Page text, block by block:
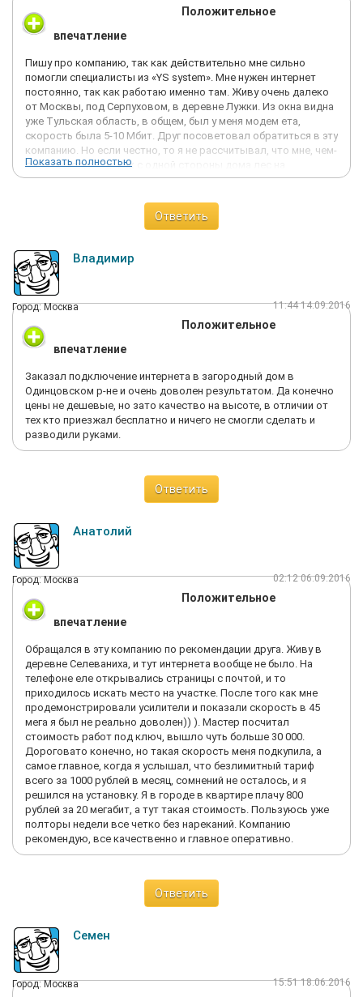
Положительное
впечатление
Пишу про компанию, так как действительно мне сильно
помогли специалисты из «YS system». Мне нужен интернет
постоянно, так как работаю именно там. Живу очень далеко
от Москвы, под Серпуховом, в деревне Лужки. Из окна видна
уже Тульская область, в общем, был у меня модем ета,
скорость была 5-10 Мбит. Друг посоветовал обратиться в эту
компанию. Но если честно, то я не рассчитывал, что мне, чем-
либо помогут. Так как с одной стороны дома лес на
несколько десятков километров, а с другой река и уже
усилитель-антенну стрит про вроде так называется, направил
из окна в сторону, где как он сказал, находится вдалеке
результаты. В режиме лте (4g) была полная шкала по
мощности сигнала и скорость по обычному он-Лайн тесту
скорости 60-80 мегабит! Я не поверил, попросил ещё сделать
несколько тестов. Все было без изменений! Скорость
реактивная, нам до этого предлагали за 120 тысяч
подключить интернет со скоростью 20 Мбит. А тут такие
результаты. Мастер предложит все установить сразу под
ключ. Без малейшего раздумья я согласился, и теперь
скорости всего за 900 рублей в месяц. Сделали все
аккуратно, как я попросил. А заплатил я за все работы
вместе с оборудованием чуть больше 30 тысяч, разница, по-
моему, колоссальная! 120 тысяч за скорость 20 и 30 тысяч за
скорость 80. Всем, кому нужен интернет в отдаленных уголках
Показать полностью
Ответить
Владимир
Город: Москва 11:44 14.09.2016
Положительное
впечатление
Заказал подключение интернета в загородный дом в
Одинцовском р-не и очень доволен результатом. Да конечно
цены не дешевые, но зато качество на высоте, в отличии от
тех кто приезжал бесплатно и ничего не смогли сделать и
разводили руками.
Ответить
Анатолий
Город: Москва 02:12 06.09.2016
Положительное
впечатление
Обращался в эту компанию по рекомендации друга. Живу в
деревне Селеваниха, и тут интернета вообще не было. На
телефоне еле открывались страницы с почтой, и то
приходилось искать место на участке. После того как мне
продемонстрировали усилители и показали скорость в 45
мега я был не реально доволен)) ). Мастер посчитал
стоимость работ под ключ, вышло чуть больше 30 000.
Дороговато конечно, но такая скорость меня подкупила, а
самое главное, когда я услышал, что безлимитный тариф
всего за 1000 рублей в месяц, сомнений не осталось, и я
решился на установку. Я в городе в квартире плачу 800
рублей за 20 мегабит, а тут такая стоимость. Пользуюсь уже
полторы недели все четко без нареканий. Компанию
рекомендую, все качественно и главное оперативно.
Ответить
Семен
Город: Москва 15:51 18.06.2016